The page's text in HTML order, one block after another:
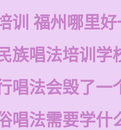
训 福州哪里
族唱法培训学
唱法会毁了一
唱法需要学什